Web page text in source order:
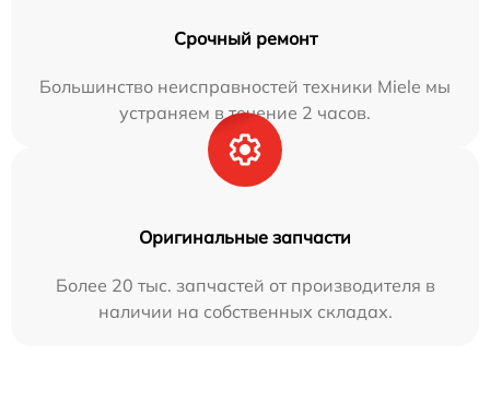
Срочный ремонт
Большинство неисправностей техники Miele мы
устраняем в течение 2 часов.
Оригинальные запчасти
Более 20 тыс. запчастей от производителя в
наличии на собственных складах.